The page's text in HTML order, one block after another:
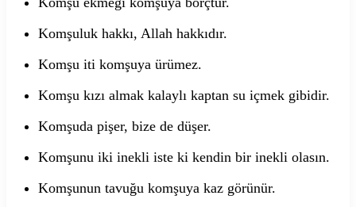
Komşuluk hakkı, Allah hakkıdır.
Komşu iti komşuya ürümez.
Komşu kızı almak kalaylı kaptan su içmek gibidir.
Komşuda pişer, bize de düşer.
Komşunu iki inekli iste ki kendin bir inekli olasın.
Komşunun tavuğu komşuya kaz görünür.